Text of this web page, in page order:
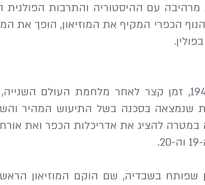
עם ההיסטוריה והתרבות הפולנית
הכפרי המקיף את המוזיאון, הופך את
הסקאנסן במאוז'יצה הוקם בשנת 1948, זמן קצר לאחר מלחמת
בסכנה בשל התיעוש המהיר
במטרה להציג את אדריכלות הכפר ואת
שפותח בשבדיה, שם הוקם המוזיאון